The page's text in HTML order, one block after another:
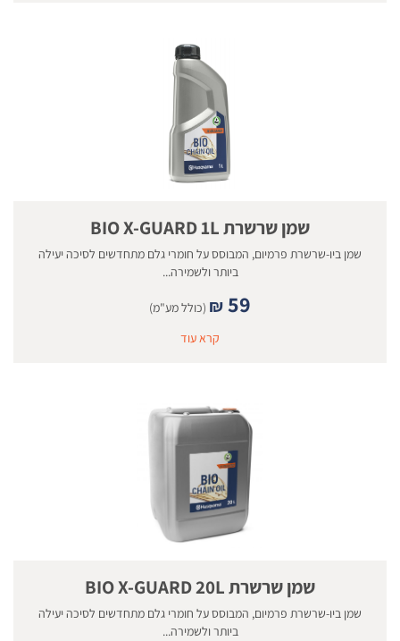
שמן שרשרת BIO X-GUARD 1L
שמן ביו-שרשרת פרמיום, המבוסס על חומרי גלם מתחדשים לסיכה יעילה
ביותר ולשמירה...
₪59
(כולל מע"מ)
קרא עוד
שמן שרשרת BIO X-GUARD 20L
שמן ביו-שרשרת פרמיום, המבוסס על חומרי גלם מתחדשים לסיכה יעילה
ביותר ולשמירה...